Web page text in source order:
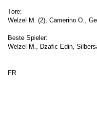
Tore:
Welzel M. (2), Camerino O.,
Beste Spieler:
Welzel M., Dzafic Edin,
FR